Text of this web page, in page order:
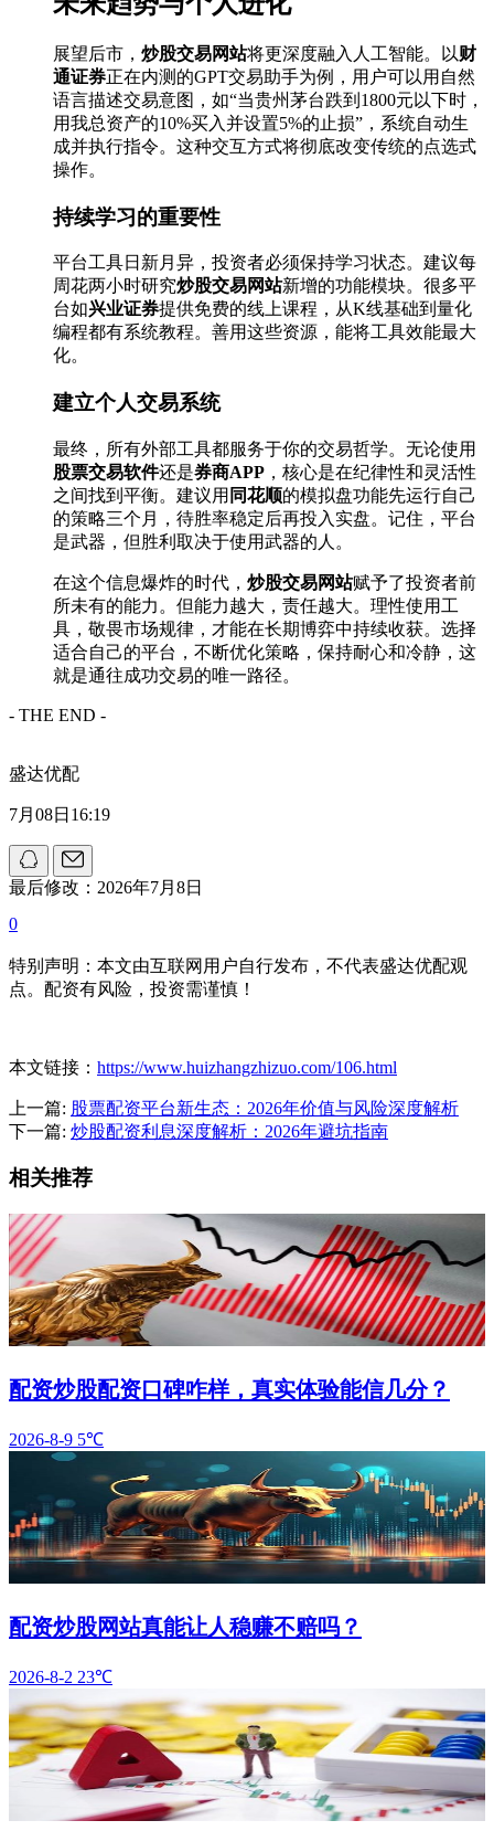
展望后市， 炒股交易网站将更深度融入人工智能。以财
通证券正在内测的GPT交易助手为例，用户可以用自然
语言描述交易意图，如“当贵州茅台跌到1800元以下时，
用我总资产的10%买入并设置5%的止损”，系统自动生
成并执行指令。这种交互方式将彻底改变传统的点选式
操作。
持续学习的重要性
平台工具日新月异，投资者必须保持学习状态。建议每
周花两小时研究炒股交易网站新增的功能模块。很多平
台如兴业证券提供免费的线上课程，从K线基础到量化
编程都有系统教程。善用这些资源，能将工具效能最大
化。
建立个人交易系统
最终，所有外部工具都服务于你的交易哲学。无论使用
股票交易软件还是券商APP ，核心是在纪律性和灵活性
之间找到平衡。建议用 同花顺的模拟盘功能先运行自己
的策略三个月，待胜率稳定后再投入实盘。记住，平台
是武器，但胜利取决于使用武器的人。
在这个信息爆炸的时代， 炒股交易网站赋予了投资者前
所未有的能力。但能力越大，责任越大。理性使用工
具，敬畏市场规律，才能在长期博弈中持续收获。选择
适合自己的平台，不断优化策略，保持耐心和冷静，这
就是通往成功交易的唯一路径。
- THE END -
盛达优配
7月08日16:19
最后修改：2026年7月8日
0
特别声明：本文由互联网用户自行发布，不代表盛达优配观
点。配资有风险，投资需谨慎！
本文链接： https://www.huizhangzhizuo.com/106.html
上一篇: 股票配资平台新生态：2026年价值与风险深度解析
下一篇: 炒股配资利息深度解析：2026年避坑指南
相关推荐
配资炒股配资口碑咋样，真实体验能信几分？
2026-8-9 5℃
配资炒股网站真能让人稳赚不赔吗？
2026-8-2 23℃